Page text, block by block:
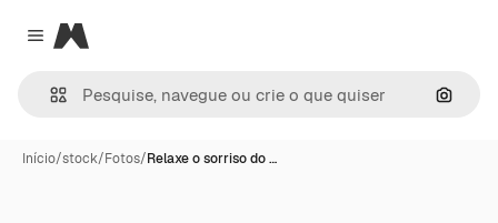
Close menu
Magnific
Início/stock/Fotos/Relaxe o sorriso do …